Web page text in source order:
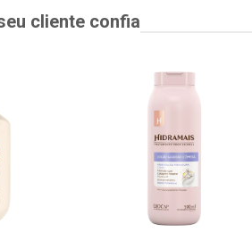
cliente confia